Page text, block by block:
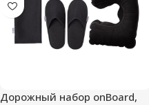
Дорожный набор onBoard,